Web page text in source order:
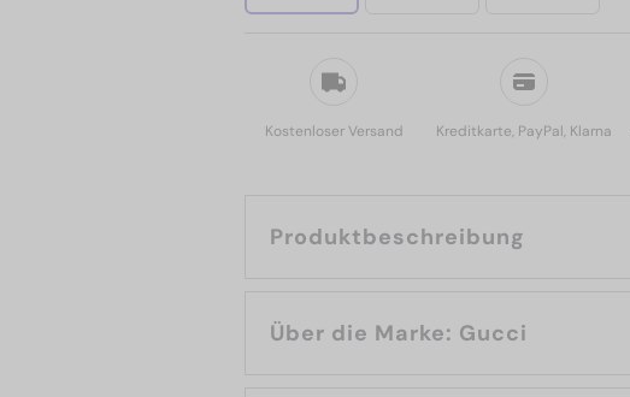
Kostenloser Versand Kreditkarte, PayPal, Klarna
Produktbeschreibung
Über die Marke: Gucci